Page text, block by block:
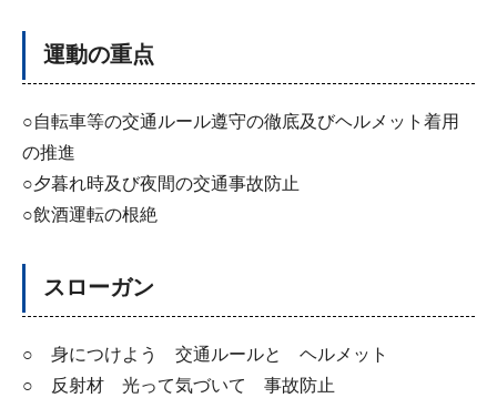
運動の重点
○自転車等の交通ルール遵守の徹底及びヘルメット着用
の推進
○夕暮れ時及び夜間の交通事故防止
○飲酒運転の根絶
スローガン
○ 身につけよう 交通ルールと ヘルメット
○ 反射材 光って気づいて 事故防止